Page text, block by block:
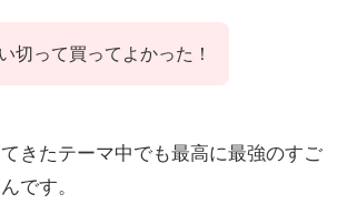
切って買ってよかった！
きたテーマ中でも最高に最強のすご
です。